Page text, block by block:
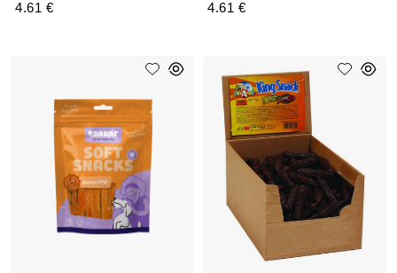
4.61 € 4.61 €